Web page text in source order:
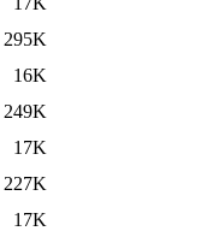
295K
16K
249K
17K
227K
17K